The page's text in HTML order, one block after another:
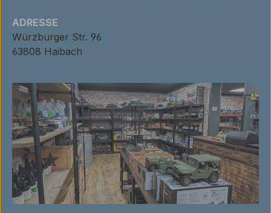
ADRESSE
Würzburger Str. 96
63808 Haibach